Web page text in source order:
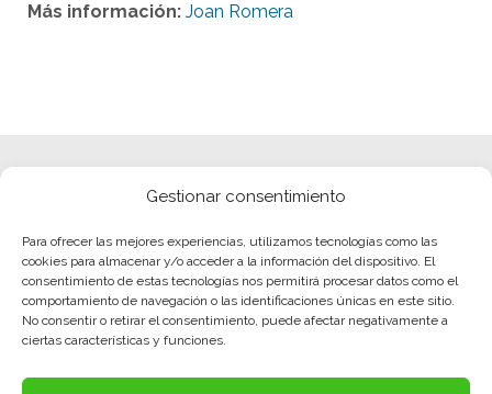
Gestionar consentimiento
Para ofrecer las mejores experiencias, utilizamos tecnologías como las
cookies para almacenar y/o acceder a la información del dispositivo. El
consentimiento de estas tecnologías nos permitirá procesar datos como el
comportamiento de navegación o las identificaciones únicas en este sitio.
No consentir o retirar el consentimiento, puede afectar negativamente a
ciertas características y funciones.
Más información: Joan Romera